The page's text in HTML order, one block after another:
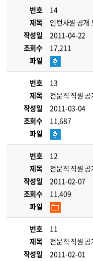
번호
14
제목
인턴사원 공개
작성일
2011-04-22
조회수
17,211
파일
번호
13
제목
전문직 직원 공
작성일
2011-03-04
조회수
11,687
파일
번호
12
제목
전문직 직원 공
작성일
2011-02-07
조회수
11,409
파일
번호
11
제목
전문직 직원 공
작성일
2011-02-01